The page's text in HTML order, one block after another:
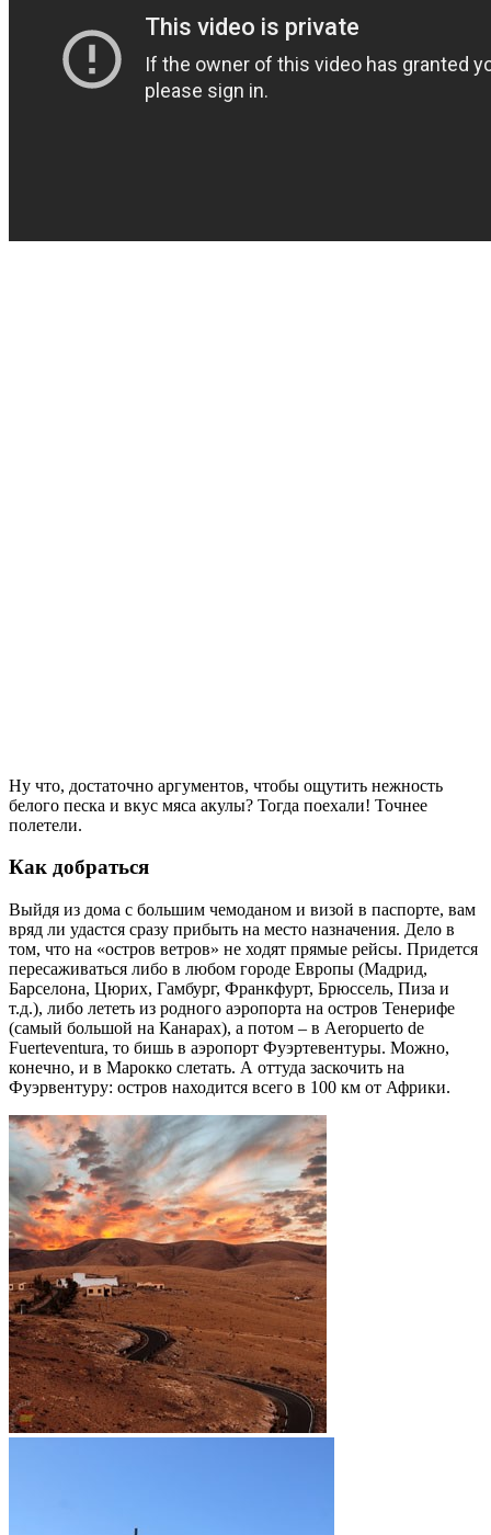
Ну что, достаточно аргументов, чтобы ощутить нежность
белого песка и вкус мяса акулы? Тогда поехали! Точнее
полетели.
Как добраться
Выйдя из дома с большим чемоданом и визой в паспорте, вам
вряд ли удастся сразу прибыть на место назначения. Дело в
том, что на «остров ветров» не ходят прямые рейсы. Придется
пересаживаться либо в любом городе Европы (Мадрид,
Барселона, Цюрих, Гамбург, Франкфурт, Брюссель, Пиза и
т.д.), либо лететь из родного аэропорта на остров Тенерифе
(самый большой на Канарах), а потом – в Aeropuerto de
Fuerteventura, то бишь в аэропорт Фуэртевентуры. Можно,
конечно, и в Марокко слетать. А оттуда заскочить на
Фуэрвентуру: остров находится всего в 100 км от Африки.